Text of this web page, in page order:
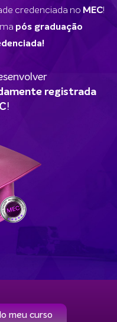
credenciada no MEC!
pós graduação
registrada
!
meu curso